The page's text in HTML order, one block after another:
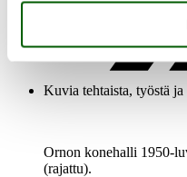
Kuvia tehtaista, työstä ja
Ornon konehalli 1950-
(rajattu).